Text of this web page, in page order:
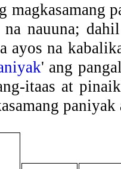
magkasamang
nauuna;
na
' ang
itaas at